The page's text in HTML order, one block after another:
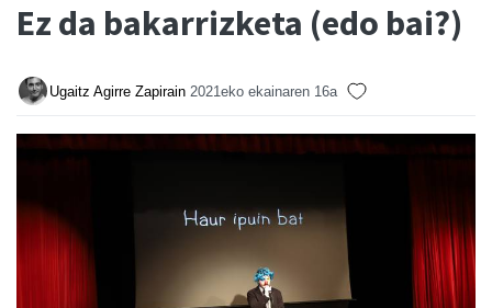
Ez da bakarrizketa (edo bai?)
Ugaitz Agirre Zapirain 2021eko ekainaren 16a